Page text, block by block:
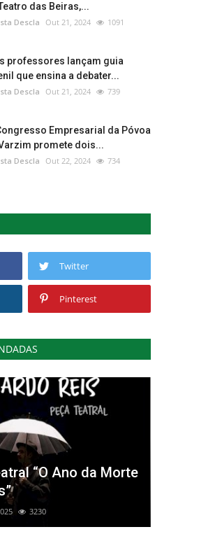
das Beiras,...
Descla Out 21, 2024 1091
professores lançam guia
que ensina a debater...
Descla Out 21, 2024 739
Empresarial da Póvoa
promete dois...
Descla Out 22, 2024 734
Twitter
Pinterest
“O Ano da Morte
3230